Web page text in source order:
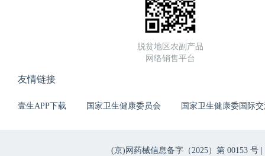
脱贫地区农副产品
网络销售平台
友情链接
壹生APP下载 国家卫生健康委员会 国家卫生健康委国际
(京)网药械信息备字（2025）第 00153 号 |